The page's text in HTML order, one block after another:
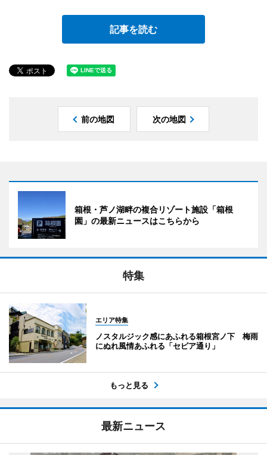
記事を読む
前の地図 次の地図
箱根・芦ノ湖畔の複合リゾート施設「箱根
園」の最新ニュースはこちらから
特集
エリア特集
ノスタルジック感にあふれる箱根宮ノ下 梅雨
にぬれ風情あふれる「セピア通り」
もっと見る
最新ニュース